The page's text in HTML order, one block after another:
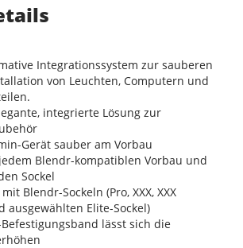
Integrationssystem zur sauberen
von Leuchten, Computern und
integrierte Lösung zur
Gerät sauber am Vorbau
Blendr-kompatiblen Vorbau und
Sockel
Blendr-Sockeln (Pro, XXX, XXX
ausgewählten Elite-Sockel)
lässt sich die